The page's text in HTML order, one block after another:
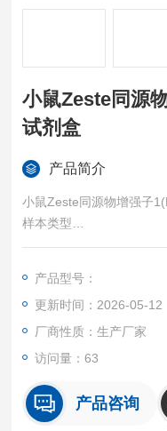
小鼠Zeste同源
试剂盒
产品简介
小鼠Zeste同源物增强子
样本类型
血清、血浆、组织匀浆、
特异性
本试剂盒特异性检测小
且与其他类似蛋白无明显
重复性
试剂盒组成及保存
见说明书
产品型号：
更新时间：2026-05-12
厂商性质：生产厂家
访问量：63
产品咨询